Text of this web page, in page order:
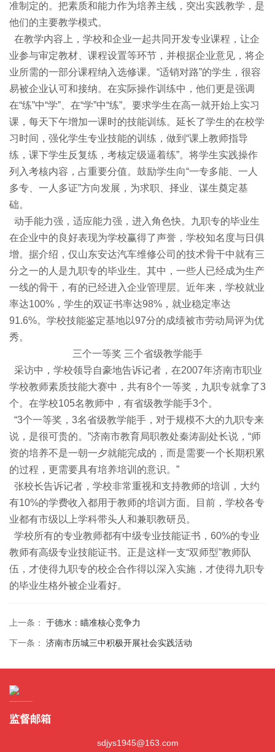
准制定的。把素质和能力作为培养主线，突出实践教学，是
他们的主要教学模式。
在教学内容上，学校和企业一起共同开发专业课程，让企
业参与审定教材、课程设置等环节，并根据企业意见，将企
业所需的一部分课程纳入选修课。“适销对路”的学生，很容
易被企业认可和接纳。在实际操作训练中，他们更是强调
在“练”中“学”、在“学”中“练”。要求学生在高一就开始上实习
课，每天下午增加一课时的技能训练。延长了学生的在校学
习时间，强化学生专业技能的训练，做到“课上教师指导
练，课下学生反复练，考核定级逼着练”。将学生实践操作
列入考核内容，占重要分值。鼓励学生向“一专多能、一人
多专、一人多证”方向发展，为求职、择业、谋生奠定基
础。
动手能力强，适应能力强，进入角色快。九职专的毕业生
在企业中的良好表现为学校赢得了声誉，学校知名度与日俱
增。据介绍，仅山东安达汽车维修公司的技术骨干中就有三
分之一的人是九职专的毕业生。其中，一些人已经成为生产
一线的骨干，有的已经进入企业管理层。近年来，学校就业
率达100%，学生的双证书率达98%，就业稳定率达
91.6%。学校技能鉴定基地以97分的成绩被市劳动局评为优
秀。
三个一等奖 三个省级教学能手
采访中，学校领导自豪地告诉记者，在2007年济南市职业
学校教师素质技能大赛中，共有8个一等奖，九职专就拿了3
个。在学校105名教师中，有省级教学能手3个。
“3个一等奖，3名省级教学能手，对于规模不大的九职专来
说，是很可贵的。”济南市教育局职教处秦涛副处长说，“师
资的培养不是一朝一夕就能完成的，而是需要一个长期积累
的过程，更需要具有培养培训的意识。”
张校长告诉记者，学校非常重视和支持教师的培训，大约
有10%的学费收入都用于教师的培训方面。目前，学校各专
业都有市级以上学科带头人和兼职教研员。
学校所有的专业教师都有中级专业技能证书，60%的专业
教师有高级专业技能证书。正是这样一支“双师型”教师队
伍，才使得九职专的校企合作得以深入实施，才使得九职专
的毕业生格外被企业看好。
上一条： 于德水：瞄准核心竞争力
下一条： 济南市历城三中积极开展社会实践活动
监督邮箱
sdjys1945@163.com